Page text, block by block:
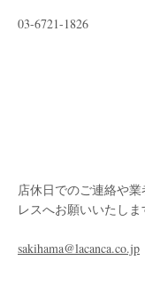
03-6721-1826
店休日でのご連絡や
レスへお願いいたしま
sakihama@lacanca.co.jp